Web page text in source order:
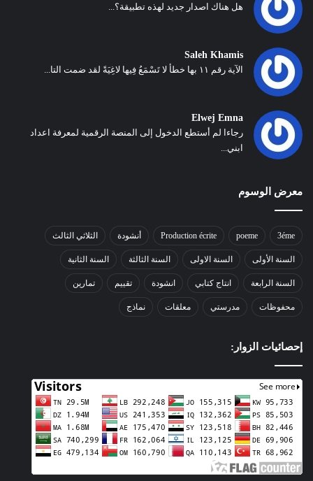
هل هناك اصدار جديد لهذه تطبيقة؟...
Saleh Khamis
الآية رقم ١١ بها خطأ لا تَسْمَعُ فِيها لاغِيَةً لقد ضمت التا...
Elwej Emna
رجاءا لم أستطع الدخول إلى المنصة الرقمية لمعرفة اعداد
ابني...
معرض الوسوم
3éme
poeme
Production écrite أنشودة الثلاثي الثالث
السنة الأولى السنة الاولى السنة الثالثة السنة الثانية
السنة الرابعة انتاج كتابي انشودة تقييم تمارين
محفوظات مدرستي معلقات نماذج
إحصائيات الزوار: